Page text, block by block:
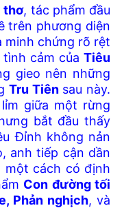
thơ, tác phẩm đầu
trên phương diện
minh chứng rõ rệt
cảm của Tiêu
gieo nên những
Tru Tiênsau này.
giữa một rừng
bắt đầu thấy
Đỉnh không nản
anh tiếp cận dần
một cách có định
Con đường tối
Phản nghịch, và